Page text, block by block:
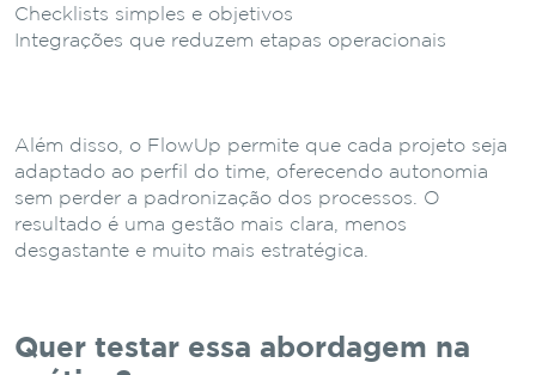
Checklists simples e objetivos
Integrações que reduzem etapas operacionais
Além disso, o FlowUp permite que cada projeto seja
adaptado ao perfil do time, oferecendo autonomia
sem perder a padronização dos processos. O
resultado é uma gestão mais clara, menos
desgastante e muito mais estratégica.
Quer testar essa abordagem na